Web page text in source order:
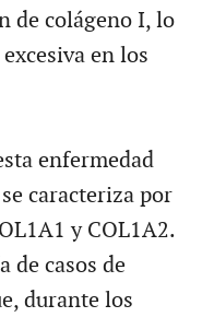
de colágeno I, lo
en los
enfermedad
caracteriza por
y COL1A2.
de casos de
durante los